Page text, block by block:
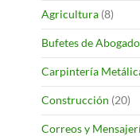
Agricultura (8)
Bufetes de
Carpintería
Construcción (20)
Correos y